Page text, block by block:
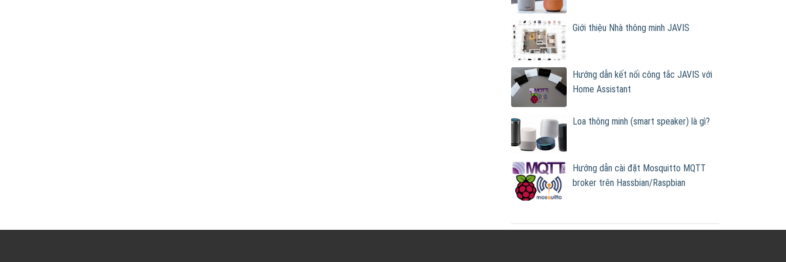
Giới thiệu Nhà thông minh JAVIS
Hướng dẫn kết nối công tắc JAVIS với
Home Assistant
Loa thông minh (smart speaker) là gì?
Hướng dẫn cài đặt Mosquitto MQTT
broker trên Hassbian/Raspbian